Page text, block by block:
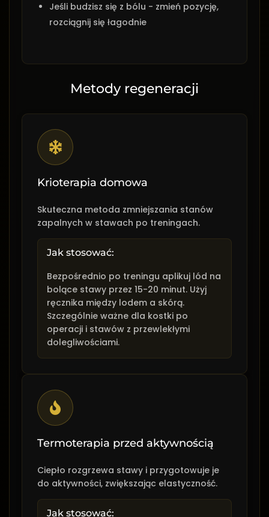
Jeśli budzisz się z bólu - zmień pozycję,
rozciągnij się łagodnie
Metody regeneracji
Krioterapia domowa
Skuteczna metoda zmniejszania stanów
zapalnych w stawach po treningach.
Jak stosować:
Bezpośrednio po treningu aplikuj lód na
bolące stawy przez 15-20 minut. Użyj
ręcznika między lodem a skórą.
Szczególnie ważne dla kostki po
operacji i stawów z przewlekłymi
dolegliwościami.
Termoterapia przed aktywnością
Ciepło rozgrzewa stawy i przygotowuje je
do aktywności, zwiększając elastyczność.
Jak stosować: